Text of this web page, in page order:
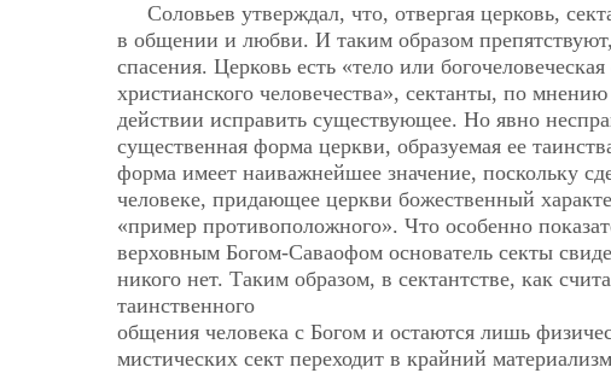
Соловьев утверждал, что, отвергая церковь,
в общении и любви. И таким образом
спасения. Церковь есть «тело или
христианского человечества», сектанты, по
действии исправить существующее. Но явно
существенная форма церкви, образуемая ее
форма имеет наиважнейшее значение, поскольку
человеке, придающее церкви божественный
«пример противоположного». Что особенно
верховным Богом-Саваофом основатель секты
никого нет. Таким образом, в сектантстве, как
таинственного
общения человека с Богом и остаются лишь
мистических сект переходит в крайний